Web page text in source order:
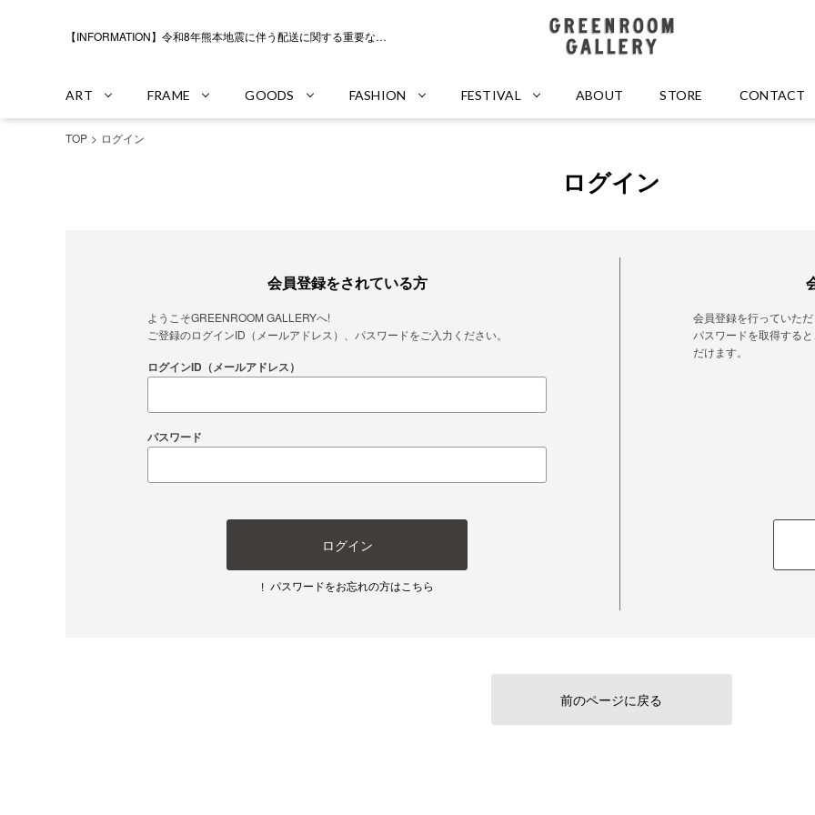
【INFORMATION】令和8年熊本地震に伴う配送に関する重要なお知らせ
ART FRAME GOODS FASHION FESTIVAL ABOUT STORE CONTACT
TOP ログイン
ログイン
会員登録をされている方
ようこそGREENROOM GALLERYへ!
ご登録のログインID（メールアドレス）、パスワードをご入力ください。
ログインID（メールアドレス）
パスワード
ログイン
パスワードをお忘れの方はこちら
会員登録を行っていた
パスワードを取得する
だけます。
前のページに戻る